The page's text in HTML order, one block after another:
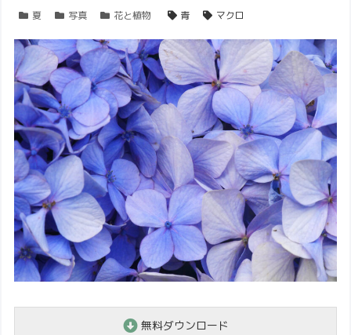
夏 写真 花と植物 青 マクロ
無料ダウンロード